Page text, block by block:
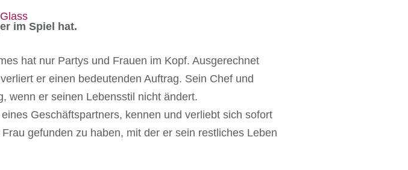
im Spiel hat.
hat nur Partys und Frauen im Kopf. Ausgerechnet
er einen bedeutenden Auftrag. Sein Chef und
wenn er seinen Lebensstil nicht ändert.
Geschäftspartners, kennen und verliebt sich sofort
gefunden zu haben, mit der er sein restliches Leben